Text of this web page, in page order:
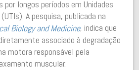
longos períodos em Unidades
A pesquisa, publicada na
Biology and Medicine, indica que
associado à degradação
motora responsável pela
muscular.